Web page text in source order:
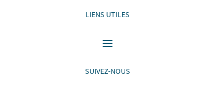
LIENS UTILES
SUIVEZ-NOUS